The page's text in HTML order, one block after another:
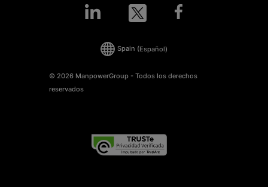
© 2026 ManpowerGroup - Todos los derechos
reservados
Spain (Español)